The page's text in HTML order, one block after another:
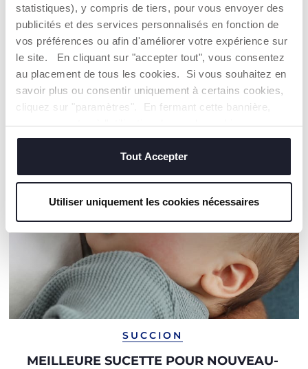
statistiques), y compris de tiers, pour vous envoyer des
publicités et des services personnalisés en fonction de
vos préférences ou afin d'améliorer votre expérience sur
le site. En cliquant sur "accepter tout", vous consentez
au placement de tous les cookies. Si vous souhaitez en
savoir plus ou consentir uniquement à certains cookies,
cliquez sur "paramètres". En fermant cette bannière,
vous consentez à l'utilisation des seuls cookies
techniques, qui sont essentiels au service demandé.
Tout Accepter
Utiliser uniquement les cookies nécessaires
Trouver un Revendeur
NOS RECOMMANDATIONS
SUCCION
MEILLEURE SUCETTE POUR NOUVEAU-